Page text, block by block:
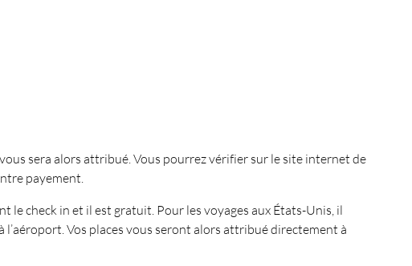
sera alors attribué. Vous pourrez vérifier sur le site internet de
payement.
le check in et il est gratuit. Pour les voyages aux États-Unis, il
Vos places vous seront alors attribué directement à